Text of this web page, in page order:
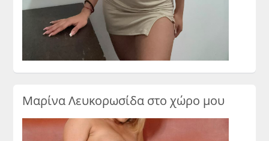
Μαρίνα Λευκορωσίδα στο χώρο μου